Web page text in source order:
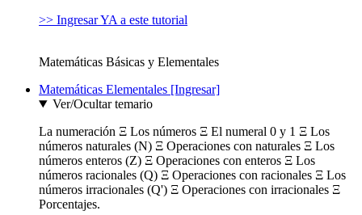
>> Ingresar YA a este tutorial
Matemáticas Básicas y Elementales
Matemáticas Elementales [Ingresar]
Ver/Ocultar temario
La numeración Ξ Los números Ξ El numeral 0 y 1 Ξ Los
números naturales (N) Ξ Operaciones con naturales Ξ Los
números enteros (Z) Ξ Operaciones con enteros Ξ Los
números racionales (Q) Ξ Operaciones con racionales Ξ Los
números irracionales (Q') Ξ Operaciones con irracionales Ξ
Porcentajes.